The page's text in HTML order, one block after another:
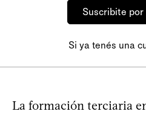
Suscribite por
Si ya tenés una
La formación terciaria